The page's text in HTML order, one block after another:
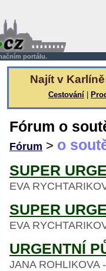
portálu.
Najít v
Cestování
Fórum o
Fórum > o
SUPER
EVA
SUPER
EVA
URGENTNÍ
JANA ROHLIKOVA